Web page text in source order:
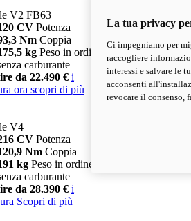
V2 FB63
CV Potenza
Nm Coppia
kg Peso in ordine di marcia
carburante
da 22.490 € i
ora scopri di più
V4
CV Potenza
Nm Coppia
kg Peso in ordine di marcia
carburante
da 28.390 € i
Scopri di più
La tua privacy
Ci impegniamo per
raccogliere
interessi e salvare le
acconsenti
revocare il consenso,